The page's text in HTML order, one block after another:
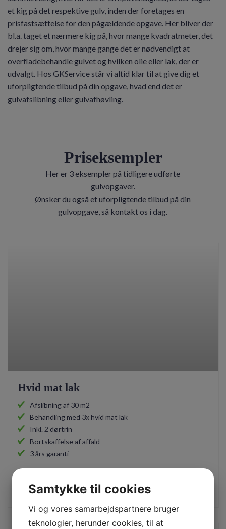
et kig på det respektive gulv, inden der foretages en
prisfastsættelse for den pågældende opgave. Her bliver der
bl.a. taget et nærmere kig på, hvor mange kvadratmeter, det
drejer sig om, hvor mange gange det er nødvendigt at
overfladebehandle gulvet og hvilken olie eller lak, der er
udvalgt. Hos GKService står vi altid klar til at give dig et
uforpligtende tilbud på din opgave, hvad end det er
gulvafslibning eller gulvafhøvling.
Priseksempler
Her er 3 eksempler på tidligere udførte
gulvopgaver.
Ønsker du også et uforpligtende tilbud på din
gulvopgave, så kontakt os i dag.
Hvid mat lak
Afslibning af 30 m2
Behandling med 3x hvid mat lak
Inkl. 2 dørtrin
Bortskaffelse af affald
3 års garanti
fra 4.500,-
inkl. moms
Samtykke til cookies
Vi og vores samarbejdspartnere bruger
teknologier, herunder cookies, til at